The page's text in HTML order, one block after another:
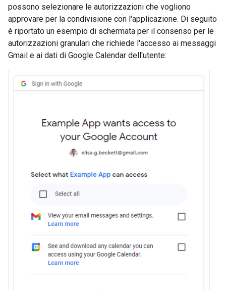
possono selezionare le autorizzazioni che vogliono
approvare per la condivisione con l'applicazione. Di seguito
è riportato un esempio di schermata per il consenso per le
autorizzazioni granulari che richiede l'accesso ai messaggi
Gmail e ai dati di Google Calendar dell'utente: